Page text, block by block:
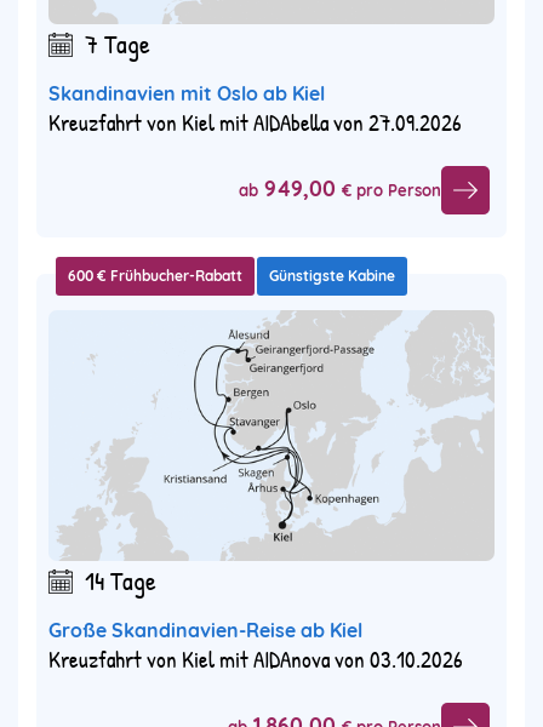
7 Tage
Skandinavien mit Oslo ab Kiel
Kreuzfahrt von Kiel mit AIDAbella von 27.09.2026
ab 949,00 € pro Person
600 € Frühbucher-Rabatt Günstigste Kabine
14 Tage
Große Skandinavien-Reise ab Kiel
Kreuzfahrt von Kiel mit AIDAnova von 03.10.2026